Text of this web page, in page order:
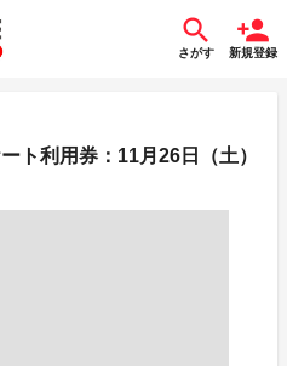
さがす 新規登録
ト利用券：11月26日（土）